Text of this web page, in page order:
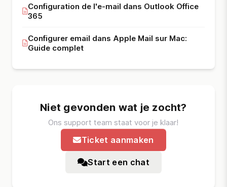
Configuration de l'e-mail dans Outlook Office
365
Configurer email dans Apple Mail sur Mac:
Guide complet
Niet gevonden wat je zocht?
Ons support team staat voor je klaar!
Ticket aanmaken
Start een chat